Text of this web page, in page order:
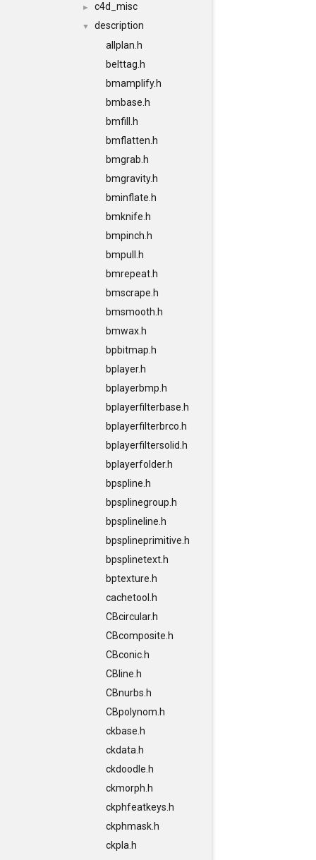
► c4d_misc
▼
description
allplan.h
belttag.h
bmamplify.h
bmbase.h
bmfill.h
bmflatten.h
bmgrab.h
bmgravity.h
bminflate.h
bmknife.h
bmpinch.h
bmpull.h
bmrepeat.h
bmscrape.h
bmsmooth.h
bmwax.h
bpbitmap.h
bplayer.h
bplayerbmp.h
bplayerfilterbase.h
bplayerfilterbrco.h
bplayerfiltersolid.h
bplayerfolder.h
bpspline.h
bpsplinegroup.h
bpsplineline.h
bpsplineprimitive.h
bpsplinetext.h
bptexture.h
cachetool.h
CBcircular.h
CBcomposite.h
CBconic.h
CBline.h
CBnurbs.h
CBpolynom.h
ckbase.h
ckdata.h
ckdoodle.h
ckmorph.h
ckphfeatkeys.h
ckphmask.h
ckpla.h